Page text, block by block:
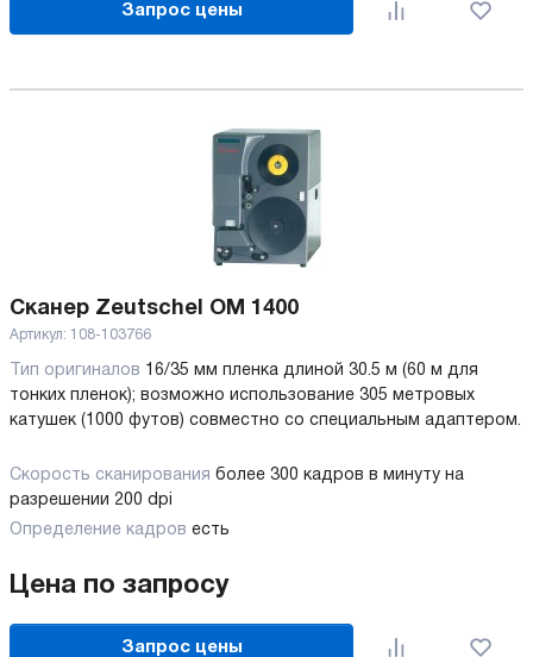
Запрос цены
Сканер Zeutschel ОМ 1400
Артикул: 108-103766
Тип оригиналов 16/35 мм пленка длиной 30.5 м (60 м для
тонких пленок); возможно использование 305 метровых
катушек (1000 футов) совместно со специальным адаптером.
Скорость сканирования более 300 кадров в минуту на
разрешении 200 dpi
Определение кадров есть
Цена по запросу
Запрос цены